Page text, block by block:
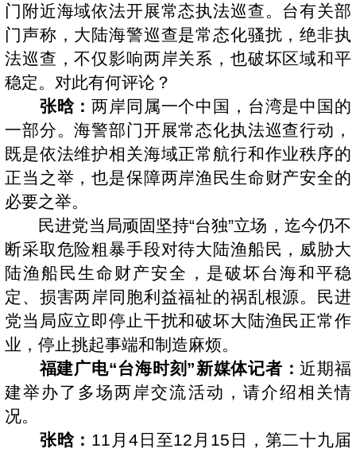
门附近海域依法开展常态执法巡查。台有关部
门声称，大陆海警巡查是常态化骚扰，绝非执
法巡查，不仅影响两岸关系，也破坏区域和平
稳定。对此有何评论？
张晗：两岸同属一个中国，台湾是中国的
一部分。海警部门开展常态化执法巡查行动，
既是依法维护相关海域正常航行和作业秩序的
正当之举，也是保障两岸渔民生命财产安全的
必要之举。
民进党当局顽固坚持“台独”立场，迄今仍不
断采取危险粗暴手段对待大陆渔船民，威胁大
陆渔船民生命财产安全，是破坏台海和平稳
定、损害两岸同胞利益福祉的祸乱根源。民进
党当局应立即停止干扰和破坏大陆渔民正常作
业，停止挑起事端和制造麻烦。
福建广电“台海时刻”新媒体记者：近期福
建举办了多场两岸交流活动，请介绍相关情
况。
张晗： 11月4日至12月15日，第二十九届